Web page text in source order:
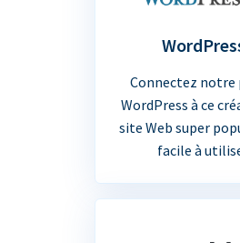
Connectez notre
WordPress à ce
site Web super
facile à